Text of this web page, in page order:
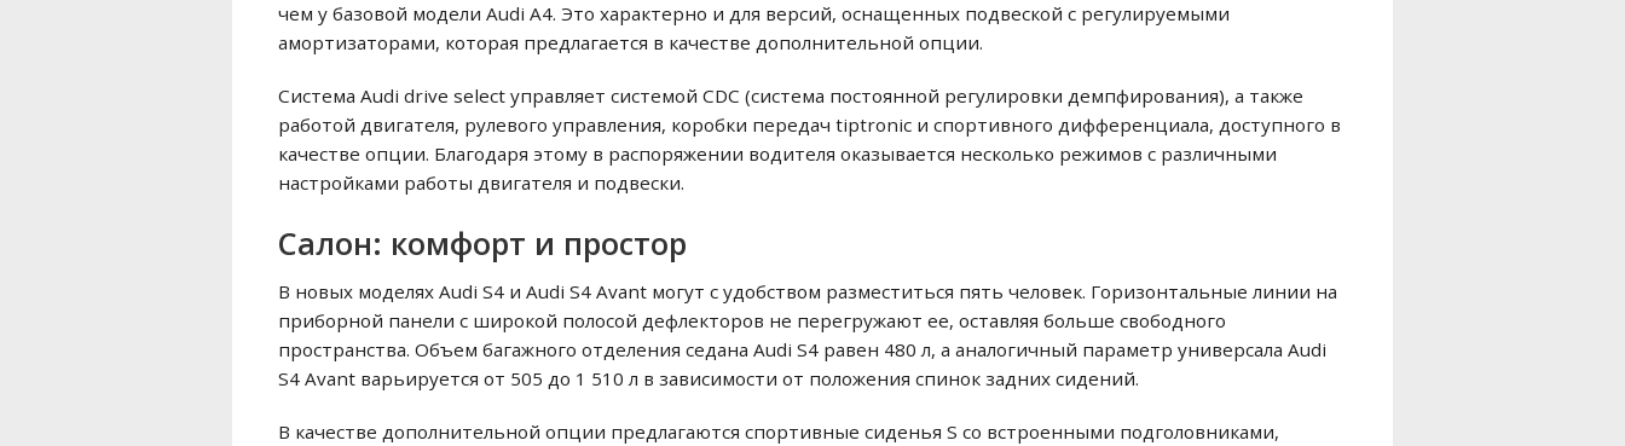
чем у базовой модели Audi A4. Это характерно и для версий, оснащенных подвеской с регулируемыми
амортизаторами, которая предлагается в качестве дополнительной опции.
Система Audi drive select управляет системой CDC (система постоянной регулировки демпфирования), а также
работой двигателя, рулевого управления, коробки передач tiptronic и спортивного дифференциала, доступного в
качестве опции. Благодаря этому в распоряжении водителя оказывается несколько режимов с различными
настройками работы двигателя и подвески.
Салон: комфорт и простор
В новых моделях Audi S4 и Audi S4 Avant могут с удобством разместиться пять человек. Горизонтальные линии на
приборной панели с широкой полосой дефлекторов не перегружают ее, оставляя больше свободного
пространства. Объем багажного отделения седана Audi S4 равен 480 л, а аналогичный параметр универсала Audi
S4 Avant варьируется от 505 до 1 510 л в зависимости от положения спинок задних сидений.
В качестве дополнительной опции предлагаются спортивные сиденья S со встроенными подголовниками,